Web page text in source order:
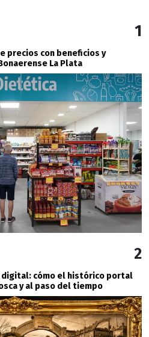
1
precios con beneficios y
La Plata
2
digital: cómo el histórico portal
y al paso del tiempo